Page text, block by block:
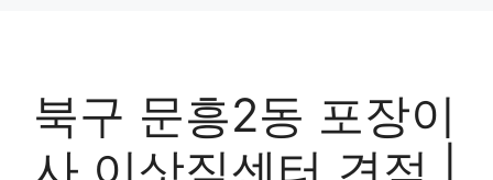
북구 문흥2동 포장이